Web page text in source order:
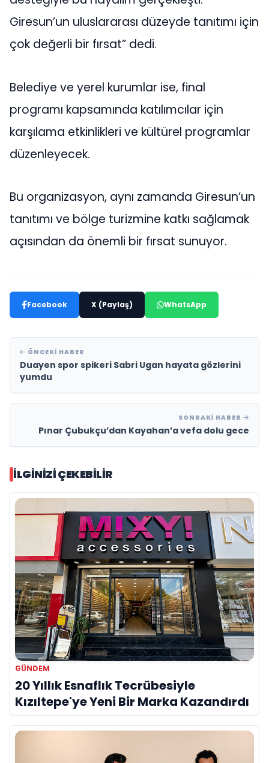
Giresun’un uluslararası düzeyde tanıtımı için
çok değerli bir fırsat” dedi.
Belediye ve yerel kurumlar ise, final
programı kapsamında katılımcılar için
karşılama etkinlikleri ve kültürel programlar
düzenleyecek.
Bu organizasyon, aynı zamanda Giresun’un
tanıtımı ve bölge turizmine katkı sağlamak
açısından da önemli bir fırsat sunuyor.
Facebook X (Paylaş) WhatsApp
ÖNCEKI HABER
Duayen spor spikeri Sabri Ugan hayata gözlerini
yumdu
SONRAKI HABER
Pınar Çubukçu’dan Kayahan’a vefa dolu gece
İLGINIZI ÇEKEBILIR
GÜNDEM
20 Yıllık Esnaflık Tecrübesiyle
Kızıltepe'ye Yeni Bir Marka Kazandırdı